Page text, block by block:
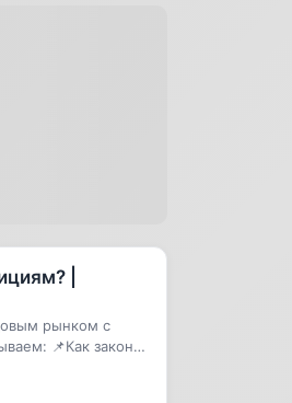
|
рынком с
📌Как законы